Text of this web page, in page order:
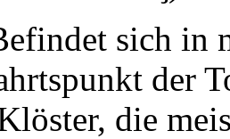
sich in
der
die